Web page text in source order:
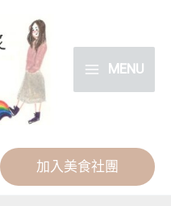
MENU
加入美食社團